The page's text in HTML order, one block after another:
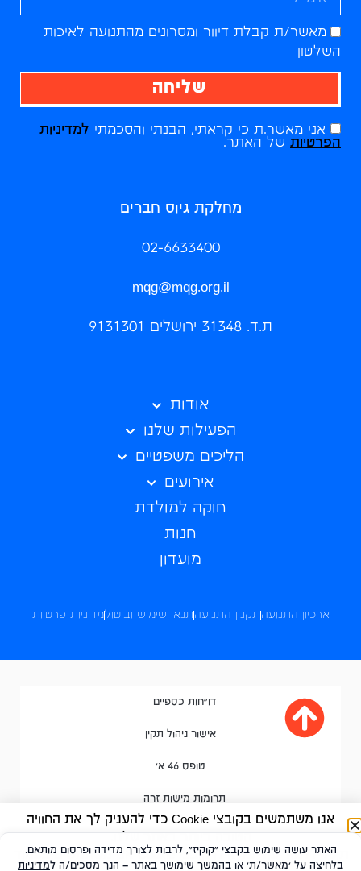
אודות
הפעילות שלנו
הליכים משפטיים
אירועים
חוקה למולדת
חנות
מועדון
ארכיון התנועה תקנון התנועה תנאי שימוש וביטולמדיניות פרטיות
מאשר/ת קבלת דיוור ומסרונים מהתנועה לאיכות
השלטון
אני מאשר.ת כי קראתי, הבנתי והסכמתי למדיניות
הפרטיות של האתר.
שליחה
מחלקת גיוס חברים
02-6633400
mqg@mqg.org.il
ת.ד. 31348 ירושלים 9131301
דו"חות כספיים
אישור ניהול תקין
טופס 46 א'
תרומות מישות זרה
האתר עושה שימוש בקבצי "קוקיז", לרבות לצורך מדידה ופרסום מותאם.
בלחיצה על 'מאשר/ת' או בהמשך שימושך באתר – הנך מסכים/ה למדיניות
אנו משתמשים בקובצי Cookie כדי להעניק לך את החוויה
תוכל ללמוד עוד על אילו קובצי Cookie אנו משתמשים בעמוד